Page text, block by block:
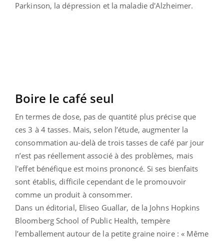
Parkinson, la dépression et la maladie d'Alzheimer.
Boire le café seul
En termes de dose, pas de quantité plus précise que
ces 3 à 4 tasses. Mais, selon l’étude, augmenter la
consommation au-delà de trois tasses de café par jour
n’est pas réellement associé à des problèmes, mais
l'effet bénéfique est moins prononcé. Si ses bienfaits
sont établis, difficile cependant de le promouvoir
comme un produit à consommer.
Dans un éditorial, Eliseo Guallar, de la Johns Hopkins
Bloomberg School of Public Health, tempère
l’emballement autour de la petite graine noire : « Même